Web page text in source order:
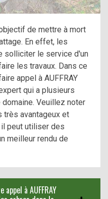
de mettre à mort
En effet, les
solliciter le service d'un
les travaux. Dans ce
appel à AUFFRAY
qui a plusieurs
Veuillez noter
avantageux et
peut utiliser des
meilleur rendu de
à AUFFRAY